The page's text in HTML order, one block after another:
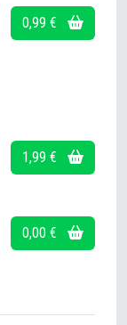
0,99 €
1,99 €
0,00 €